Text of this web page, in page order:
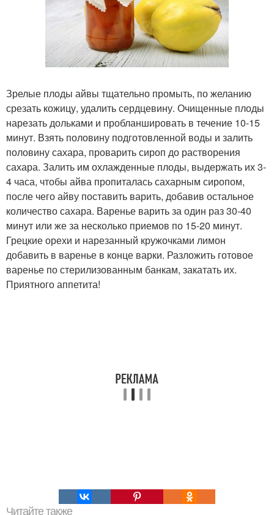
Зрелые плоды айвы тщательно промыть, по желанию
срезать кожицу, удалить сердцевину. Очищенные плоды
нарезать дольками и пробланшировать в течение 10-15
минут. Взять половину подготовленной воды и залить
половину сахара, проварить сироп до растворения
сахара. Залить им охлажденные плоды, выдержать их 3-
4 часа, чтобы айва пропиталась сахарным сиропом,
после чего айву поставить варить, добавив остальное
количество сахара. Варенье варить за один раз 30-40
минут или же за несколько приемов по 15-20 минут.
Грецкие орехи и нарезанный кружочками лимон
добавить в варенье в конце варки. Разложить готовое
варенье по стерилизованным банкам, закатать их.
Приятного аппетита!
Читайте также